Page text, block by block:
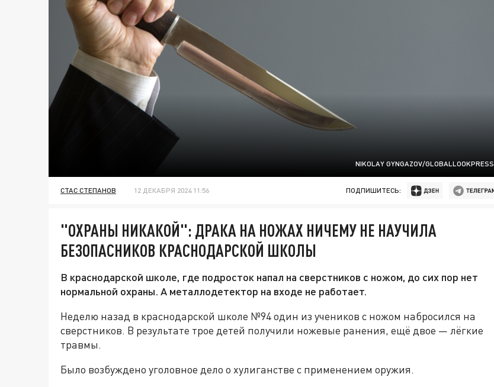
NIKOLAY GYNGAZOV/GLOBALLOOKPRESS
СТАС СТЕПАНОВ 12 ДЕКАБРЯ 2024 11:56 ПОДПИШИТЕСЬ:
"ОХРАНЫ НИКАКОЙ": ДРАКА НА НОЖАХ НИЧЕМУ НЕ НАУЧИЛА
БЕЗОПАСНИКОВ КРАСНОДАРСКОЙ ШКОЛЫ
В краснодарской школе, где подросток напал на сверстников с ножом, до сих пор нет
нормальной охраны. А металлодетектор на входе не работает.
Неделю назад в краснодарской школе №94 один из учеников с ножом набросился на
сверстников. В результате трое детей получили ножевые ранения, ещё двое — лёгкие
травмы.
Было возбуждено уголовное дело о хулиганстве с применением оружия.